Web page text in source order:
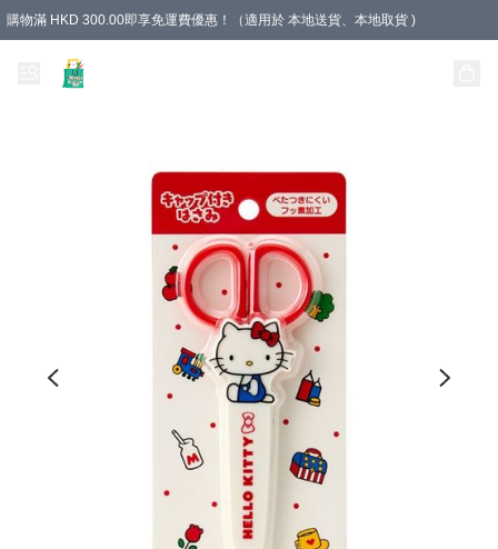
購物滿 HKD 300.00即享免運費優惠！（適用於 本地送貨、本地取貨 )